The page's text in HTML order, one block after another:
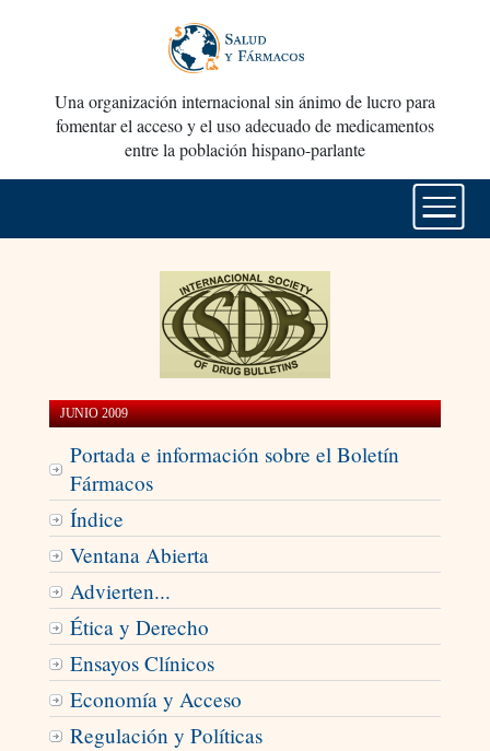
Una organización internacional sin ánimo de lucro para
fomentar el acceso y el uso adecuado de medicamentos
entre la población hispano-parlante
JUNIO 2009
Portada e información sobre el Boletín
Fármacos
Índice
Ventana Abierta
Advierten...
Ética y Derecho
Ensayos Clínicos
Economía y Acceso
Regulación y Políticas